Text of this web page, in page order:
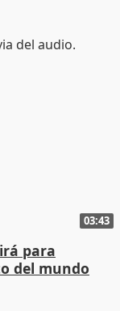
03:43
para
del mundo